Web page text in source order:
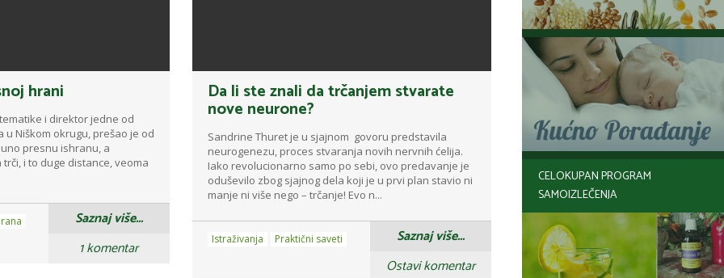
CELOKUPAN PROGRAM
SAMOIZLEČENJA
hrani
i direktor jedne od
u Niškom okrugu, prešao je od
presnu ishranu, a
i to duge distance, veoma
Saznaj više...
1 komentar
Da li ste znali da trčanjem stvarate
nove neurone?
Sandrine Thuret je u sjajnom govoru predstavila
neurogenezu, proces stvaranja novih nervnih ćelija.
Iako revolucionarno samo po sebi, ovo predavanje je
oduševilo zbog sjajnog dela koji je u prvi plan stavio ni
manje ni više nego – trčanje! Evo n...
Saznaj više...
Ostavi komentar
Istraživanja Praktični saveti